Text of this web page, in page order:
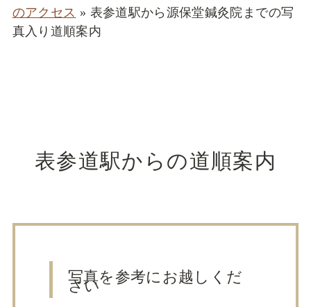
のアクセス » 表参道駅から源保堂鍼灸院までの写
真入り道順案内
表参道駅からの道順案内
写真を参考にお越しくだ
さい